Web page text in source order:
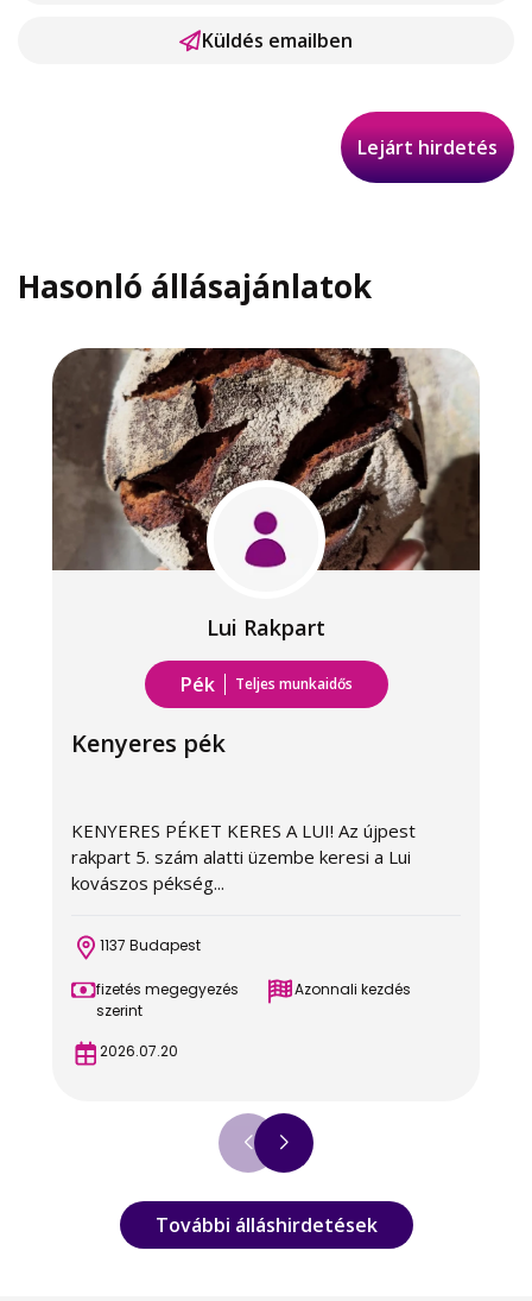
Küldés emailben
Lejárt hirdetés
Hasonló állásajánlatok
Lui Rakpart
Pék Teljes munkaidős
Kenyeres pék
KENYERES PÉKET KERES A LUI! Az újpest
rakpart 5. szám alatti üzembe keresi a Lui
kovászos pékség...
1137 Budapest
fizetés megegyezés
szerint
Azonnali kezdés
2026.07.20
További álláshirdetések